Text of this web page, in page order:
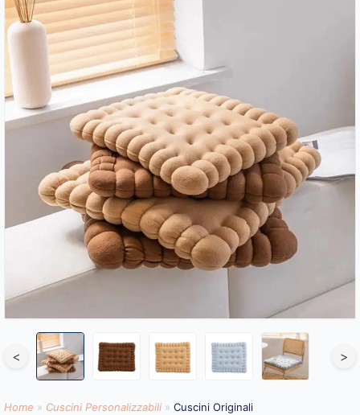
< >
Home » Cuscini Personalizzabili » Cuscini Originali